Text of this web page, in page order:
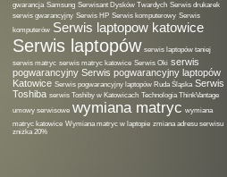
gwarancja Samsung Serwisant Dysków Twardych Serwis drukarek
serwis gwarancyjny Serwis HP Serwis komputerowy Serwis
komputerów Serwis laptopow katowice
Serwis laptopów serwis laptopów taniej
serwis matryc serwis matryc katowice Serwis Oki serwis
pogwarancyjny Serwis pogwarancyjny laptopów
Katowice Serwis pogwarancyjny laptopów Ruda Śląska Serwis
Toshiba serwis Toshiby w Katowicach Technologia ThinkVantage
umowy serwisowe wymiana matryc wymiana
matryc katowice Wymiana matryc w laptopie zmiana adresu serwisu
zniżka 20%